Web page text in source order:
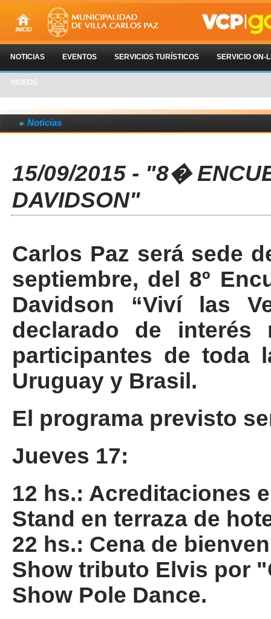
NOTICIAS EVENTOS SERVICIOS TURÍSTICOS SERVICIO ON-
VIDEOS
Noticias
15/09/2015 - "8�
DAVIDSON"
Carlos Paz será sede
septiembre, del 8º
Davidson “Viví las
declarado de interés
participantes de toda
Uruguay y Brasil.
El programa previsto
Jueves 17:
12 hs.: Acreditaciones
Stand en terraza de
22 hs.: Cena de
Show tributo Elvis por
Show Pole Dance.